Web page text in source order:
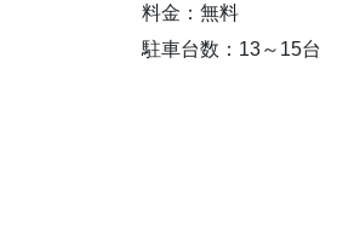
料金：無料
駐車台数：13～15台